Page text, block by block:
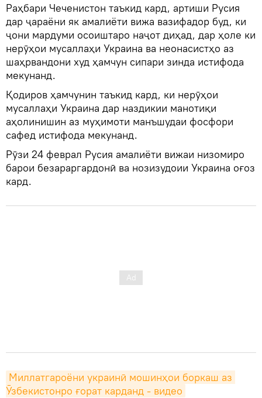
Раҳбари Чеченистон таъкид кард, артиши Русия
дар ҷараёни як амалиёти вижа вазифадор буд, ки
ҷони мардуми осоиштаро наҷот диҳад, дар ҳоле ки
нерӯҳои мусаллаҳи Украина ва неонасистҳо аз
шаҳрвандони худ ҳамчун сипари зинда истифода
мекунанд.
Қодиров ҳамчунин таъкид кард, ки нерӯҳои
мусаллаҳи Украина дар наздикии манотиқи
аҳолинишин аз муҳимоти манъшудаи фосфори
сафед истифода мекунанд.
Рӯзи 24 феврал Русия амалиёти вижаи низомиро
барои безараргардонӣ ва нозизудоии Украина оғоз
кард.
Миллатгароёни украинӣ мошинҳои боркаш аз
Ӯзбекистонро ғорат карданд - видео